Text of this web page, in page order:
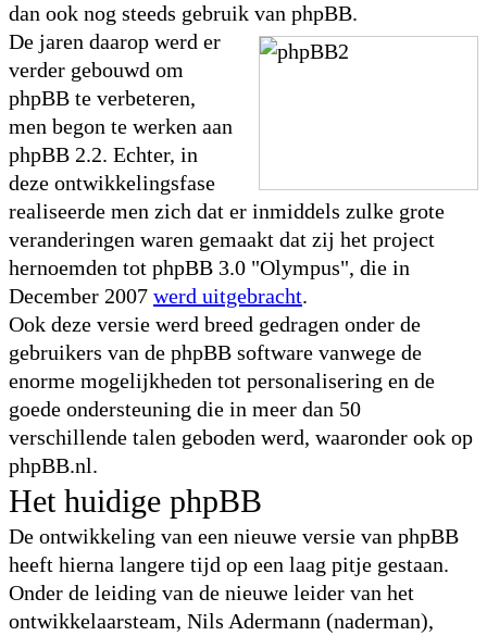
dan ook nog steeds gebruik van phpBB.
De jaren daarop werd er
verder gebouwd om
phpBB te verbeteren,
men begon te werken aan
phpBB 2.2. Echter, in
deze ontwikkelingsfase
realiseerde men zich dat er inmiddels zulke grote
veranderingen waren gemaakt dat zij het project
hernoemden tot phpBB 3.0 "Olympus", die in
December 2007 werd uitgebracht.
Ook deze versie werd breed gedragen onder de
gebruikers van de phpBB software vanwege de
enorme mogelijkheden tot personalisering en de
goede ondersteuning die in meer dan 50
verschillende talen geboden werd, waaronder ook op
phpBB.nl.
Het huidige phpBB
De ontwikkeling van een nieuwe versie van phpBB
heeft hierna langere tijd op een laag pitje gestaan.
Onder de leiding van de nieuwe leider van het
ontwikkelaarsteam, Nils Adermann (naderman),